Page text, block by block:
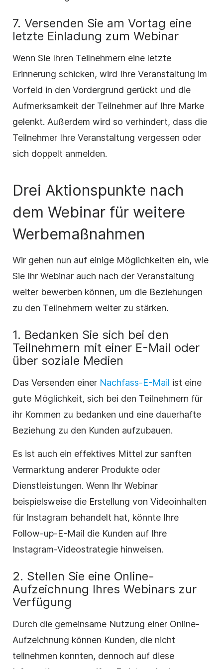
7. Versenden Sie am Vortag eine
letzte Einladung zum Webinar
Wenn Sie Ihren Teilnehmern eine letzte
Erinnerung schicken, wird Ihre Veranstaltung im
Vorfeld in den Vordergrund gerückt und die
Aufmerksamkeit der Teilnehmer auf Ihre Marke
gelenkt. Außerdem wird so verhindert, dass die
Teilnehmer Ihre Veranstaltung vergessen oder
sich doppelt anmelden.
Drei Aktionspunkte nach
dem Webinar für weitere
Werbemaßnahmen
Wir gehen nun auf einige Möglichkeiten ein, wie
Sie Ihr Webinar auch nach der Veranstaltung
weiter bewerben können, um die Beziehungen
zu den Teilnehmern weiter zu stärken.
1. Bedanken Sie sich bei den
Teilnehmern mit einer E-Mail oder
über soziale Medien
Das Versenden einer Nachfass-E-Mail ist eine
gute Möglichkeit, sich bei den Teilnehmern für
ihr Kommen zu bedanken und eine dauerhafte
Beziehung zu den Kunden aufzubauen.
Es ist auch ein effektives Mittel zur sanften
Vermarktung anderer Produkte oder
Dienstleistungen. Wenn Ihr Webinar
beispielsweise die Erstellung von Videoinhalten
für Instagram behandelt hat, könnte Ihre
Follow-up-E-Mail die Kunden auf Ihre
Instagram-Videostrategie hinweisen.
2. Stellen Sie eine Online-
Aufzeichnung Ihres Webinars zur
Verfügung
Durch die gemeinsame Nutzung einer Online-
Aufzeichnung können Kunden, die nicht
teilnehmen konnten, dennoch auf diese